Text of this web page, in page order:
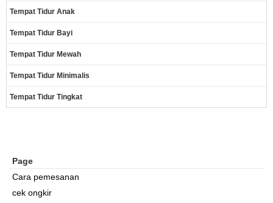
Tempat Tidur Anak
Tempat Tidur Bayi
Tempat Tidur Mewah
Tempat Tidur Minimalis
Tempat Tidur Tingkat
Page
Cara pemesanan
cek ongkir